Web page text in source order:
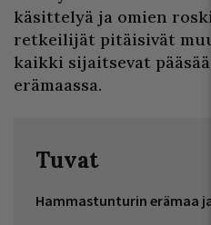
käsittelyä ja omien
retkeilijät pitäisivät
kaikki sijaitsevat
erämaassa.
Tuvat
Hammastunturin erämaa